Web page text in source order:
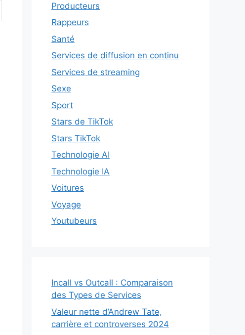
Producteurs
Rappeurs
Santé
Services de diffusion en continu
Services de streaming
Sexe
Sport
Stars de TikTok
Stars TikTok
Technologie AI
Technologie IA
Voitures
Voyage
Youtubeurs
Incall vs Outcall : Comparaison
des Types de Services
Valeur nette d’Andrew Tate,
carrière et controverses 2024